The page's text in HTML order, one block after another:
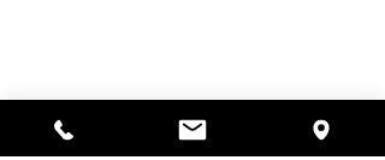
ماساتشوستس 01440
978-364-0920